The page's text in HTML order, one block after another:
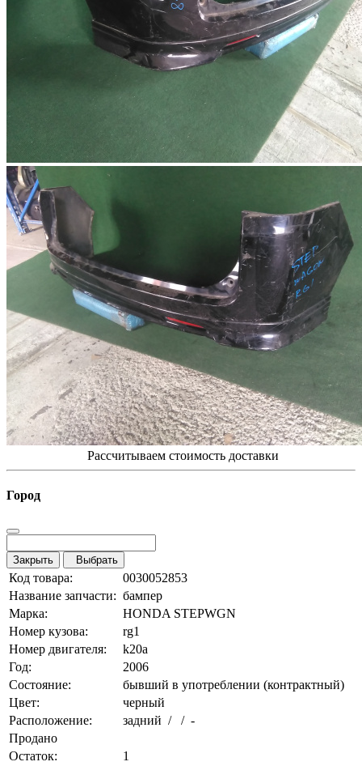
Рассчитываем стоимость доставки
Город
Закрыть Выбрать
Код товара:
0030052853
Название запчасти: бампер
Марка:
HONDA STEPWGN
Номер кузова:
rg1
Номер двигателя:
k20a
Год:
2006
Состояние:
бывший в употреблении (контрактный)
Цвет:
черный
Расположение:
задний / / -
Продано
Остаток:
1